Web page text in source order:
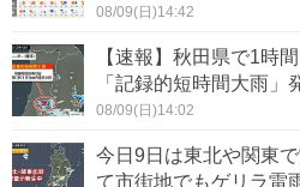
08/09(日)14:42
【速報】秋田県で1時
「記録的短時間大雨」
08/09(日)14:02
今日9日は東北や関東
て市街地でもゲリラ雷